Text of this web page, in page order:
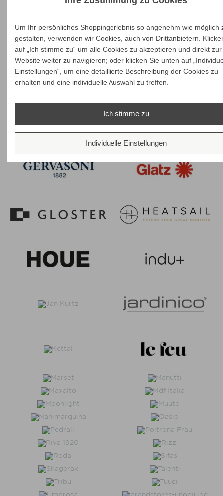
Um Ihr persönliches Shoppingerlebnis so angenehm wie möglich
gestalten, verwenden wir Cookies, auch von Drittanbietern.
auf „Ich stimme zu“ um alle Cookies zu akzeptieren und direkt zur
Website weiter zu navigieren; oder klicken Sie unten auf
Einstellungen“, um eine detaillierte Beschreibung der Cookies zu
erhalten und eine individuelle Auswahl zu treffen.
Ich stimme zu
Individuelle Einstellungen